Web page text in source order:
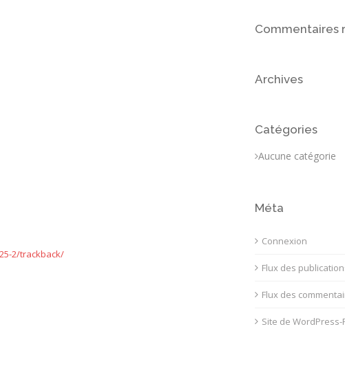
2/trackback/
Commentaires
Archives
Catégories
Aucune catégorie
Méta
Connexion
Flux des
Flux des
Site de WordPress-